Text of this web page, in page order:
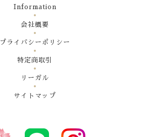
Information
会社概要
プライバシーポリシー
特定商取引
リーガル
サイトマップ